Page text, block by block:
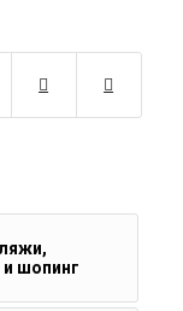
шопинг